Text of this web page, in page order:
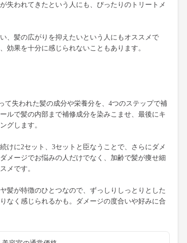
失われてきたという人にも、ぴったりのトリートメ
、髪の広がりを抑えたいという人にもオススメで
効果を十分に感じられないこともあります。
て失われた髪の成分や栄養分を、4つのステップで補
ルで髪の内部まで補修成分を染みこませ、最後にキ
グします。
けに2セット、3セットと臣なうことで、さらにダメ
メージでお悩みの人だけでなく、加齢で髪が痩せ細
メです。
髪が特徴のひとつなので、ずっしりしっとりとした
なく感じられるかも。ダメージの度合いや好みに合